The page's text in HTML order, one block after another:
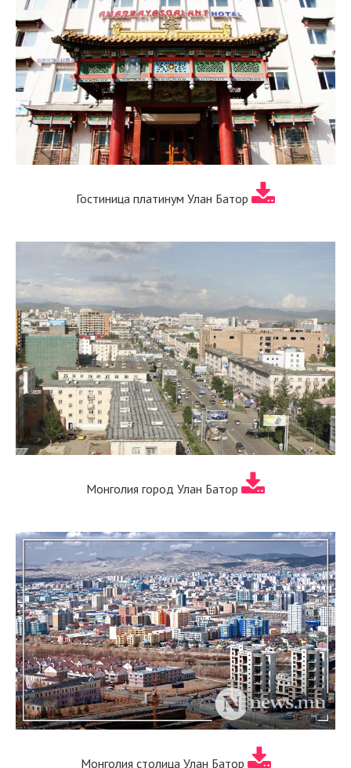
Гостиница платинум Улан Батор
Монголия город Улан Батор
Монголия столица Улан Батор